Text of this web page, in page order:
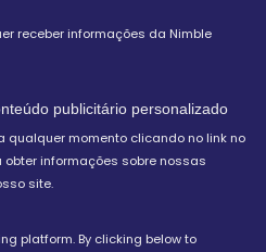
receber informações da Nimble
Conteúdo publicitário personalizado
qualquer momento clicando no link no
informações sobre nossas
site.
platform. By clicking below to